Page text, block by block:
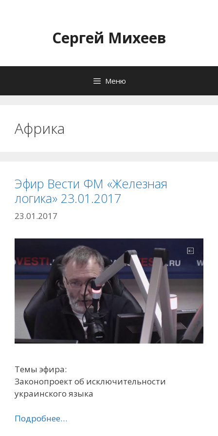
содержимомуСергей Михеев
Меню
Африка
Эфир Вести ФМ «Железная
логика» 23.01.2017
23.01.2017
Темы эфира:
Законопроект об исключительности
украинского языка
Подробнее…